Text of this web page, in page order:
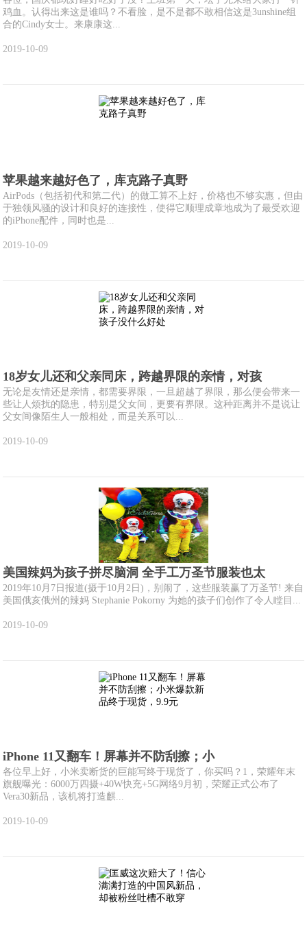
鸡血。认得出来这是谁吗？不看脸，是不是都不敢相信这是3unshine组
合的Cindy女士。来康康这...
2019-10-09
苹果越来越好色了，库克路子真野
AirPods（包括初代和第二代）的做工算不上好，价格也不够实惠，但由
于独领风骚的设计和良好的连接性，使得它顺理成章地成为了最受欢迎
的iPhone配件，同时也是...
2019-10-09
18岁女儿还和父亲同床，跨越界限的亲情，对孩
无论是友情还是亲情，都需要界限，一旦超越了界限，那么便会带来一
些让人烦扰的隐患，特别是父女间，更要有界限。这种距离并不是说让
父女间像陌生人一般相处，而是关系可以...
2019-10-09
美国辣妈为孩子拼尽脑洞 全手工万圣节服装也太
2019年10月7日报道(摄于10月2日)，别闹了，这些服装赢了万圣节! 来自
美国俄亥俄州的辣妈 Stephanie Pokorny 为她的孩子们创作了令人瞠目...
2019-10-09
iPhone 11又翻车！屏幕并不防刮擦；小
各位早上好，小米卖断货的巨能写终于现货了，你买吗？1，荣耀年末
旗舰曝光：6000万四摄+40W快充+5G网络9月初，荣耀正式公布了
Vera30新品，该机将打造麒...
2019-10-09